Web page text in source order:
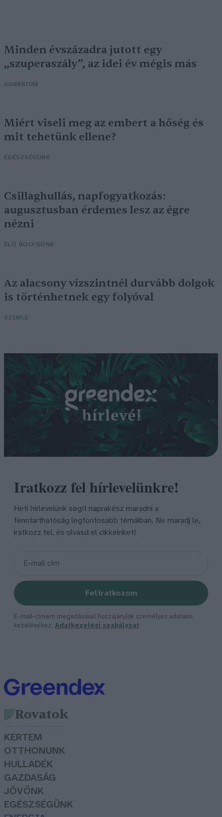
Minden évszázadra jutott egy
„szuperaszály”, az idei év mégis más
AGRÁRIUM
Miért viseli meg az embert a hőség és
mit tehetünk ellene?
EGÉSZSÉGÜNK
Csillaghullás, napfogyatkozás:
augusztusban érdemes lesz az égre
nézni
ÉLŐ BOLYGÓNK
Az alacsony vízszintnél durvább dolgok
is történhetnek egy folyóval
SZEMLE
Iratkozz fel hírlevelünkre!
Heti hírlevelünk segít naprakész maradni a
fenntarthatóság legfontosabb témáiban. Ne maradj le,
iratkozz fel, és olvasd el cikkeinket!
Feliratkozom
E-mail-címem megadásával hozzájárulok személyes adataim
kezeléséhez. Adatkezelési szabályzat
Rovatok
KERTEM
OTTHONUNK
HULLADÉK
GAZDASÁG
JÖVŐNK
EGÉSZSÉGÜNK